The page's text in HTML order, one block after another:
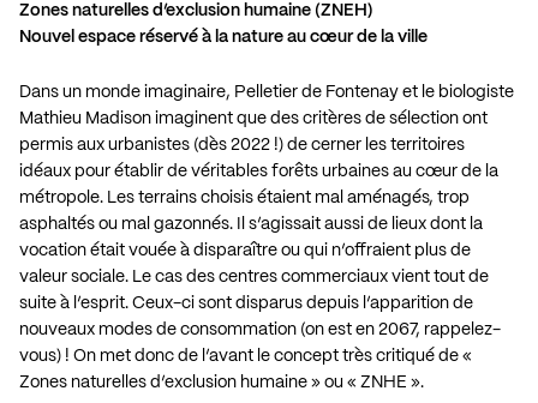
Zones naturelles d’exclusion humaine (ZNEH)
Nouvel espace réservé à la nature au cœur de la ville
Dans un monde imaginaire, Pelletier de Fontenay et le biologiste
Mathieu Madison imaginent que des critères de sélection ont
permis aux urbanistes (dès 2022 !) de cerner les territoires
idéaux pour établir de véritables forêts urbaines au cœur de la
métropole. Les terrains choisis étaient mal aménagés, trop
asphaltés ou mal gazonnés. Il s’agissait aussi de lieux dont la
vocation était vouée à disparaître ou qui n’offraient plus de
valeur sociale. Le cas des centres commerciaux vient tout de
suite à l’esprit. Ceux-ci sont disparus depuis l’apparition de
nouveaux modes de consommation (on est en 2067, rappelez-
vous) ! On met donc de l’avant le concept très critiqué de «
Zones naturelles d’exclusion humaine » ou « ZNHE ».